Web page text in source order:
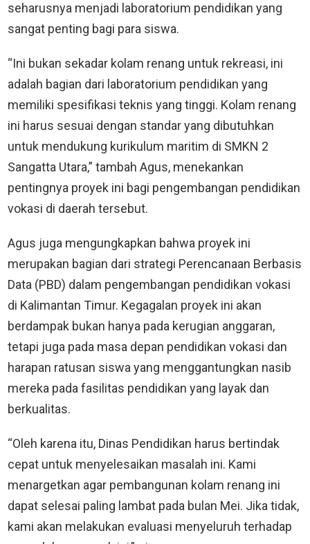
seharusnya menjadi laboratorium pendidikan yang
sangat penting bagi para siswa.
“Ini bukan sekadar kolam renang untuk rekreasi, ini
adalah bagian dari laboratorium pendidikan yang
memiliki spesifikasi teknis yang tinggi. Kolam renang
ini harus sesuai dengan standar yang dibutuhkan
untuk mendukung kurikulum maritim di SMKN 2
Sangatta Utara,” tambah Agus, menekankan
pentingnya proyek ini bagi pengembangan pendidikan
vokasi di daerah tersebut.
Agus juga mengungkapkan bahwa proyek ini
merupakan bagian dari strategi Perencanaan Berbasis
Data (PBD) dalam pengembangan pendidikan vokasi
di Kalimantan Timur. Kegagalan proyek ini akan
berdampak bukan hanya pada kerugian anggaran,
tetapi juga pada masa depan pendidikan vokasi dan
harapan ratusan siswa yang menggantungkan nasib
mereka pada fasilitas pendidikan yang layak dan
berkualitas.
“Oleh karena itu, Dinas Pendidikan harus bertindak
cepat untuk menyelesaikan masalah ini. Kami
menargetkan agar pembangunan kolam renang ini
dapat selesai paling lambat pada bulan Mei. Jika tidak,
kami akan melakukan evaluasi menyeluruh terhadap